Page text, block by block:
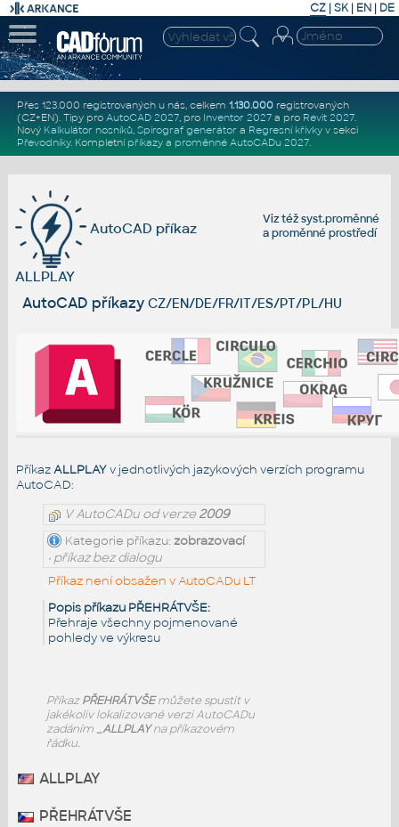
CZ | SK| EN | DE
Přes 123.000 registrovaných u nás, celkem 1.130.000registrovaných
(CZ+EN). Tipy pro AutoCAD 2027, pro Inventor 2027a pro Revit 2027.
Nový Kalkulátor nosníků, Spirograf generátor a Regresní křivkyv sekci
Převodníky. Kompletní příkazya proměnné AutoCADu 2027.
Viz téžsyst.proměnné
aproměnné prostředí
AutoCAD příkaz
ALLPLAY
AutoCAD příkazy CZ/EN/DE/FR/IT/ES/PT/PL/HU
PříkazALLPLAYv jednotlivých jazykových verzích programu
AutoCAD:
V AutoCADu od verze2009
Kategorie příkazu: zobrazovací
• příkaz bez dialogu
Příkaz není obsažen v AutoCADu LT
Popis příkazu PŘEHRÁTVŠE:
Přehraje všechny pojmenované
pohledy ve výkresu
PříkazPŘEHRÁTVŠEmůžete spustit v
jakékoliv lokalizované verzi AutoCADu
zadáním _ALLPLAYna příkazovém
řádku.
ALLPLAY
PŘEHRÁTVŠE